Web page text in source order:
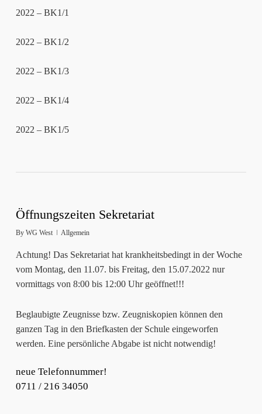
2022 – BK1/1
2022 – BK1/2
2022 – BK1/3
2022 – BK1/4
2022 – BK1/5
Öffnungszeiten Sekretariat
By WG West Allgemein
Achtung! Das Sekretariat hat krankheitsbedingt in der Woche
vom Montag, den 11.07. bis Freitag, den 15.07.2022 nur
vormittags von 8:00 bis 12:00 Uhr geöffnet!!!
Beglaubigte Zeugnisse bzw. Zeugniskopien können den
ganzen Tag in den Briefkasten der Schule eingeworfen
werden. Eine persönliche Abgabe ist nicht notwendig!
neue Telefonnummer!
0711 / 216 34050